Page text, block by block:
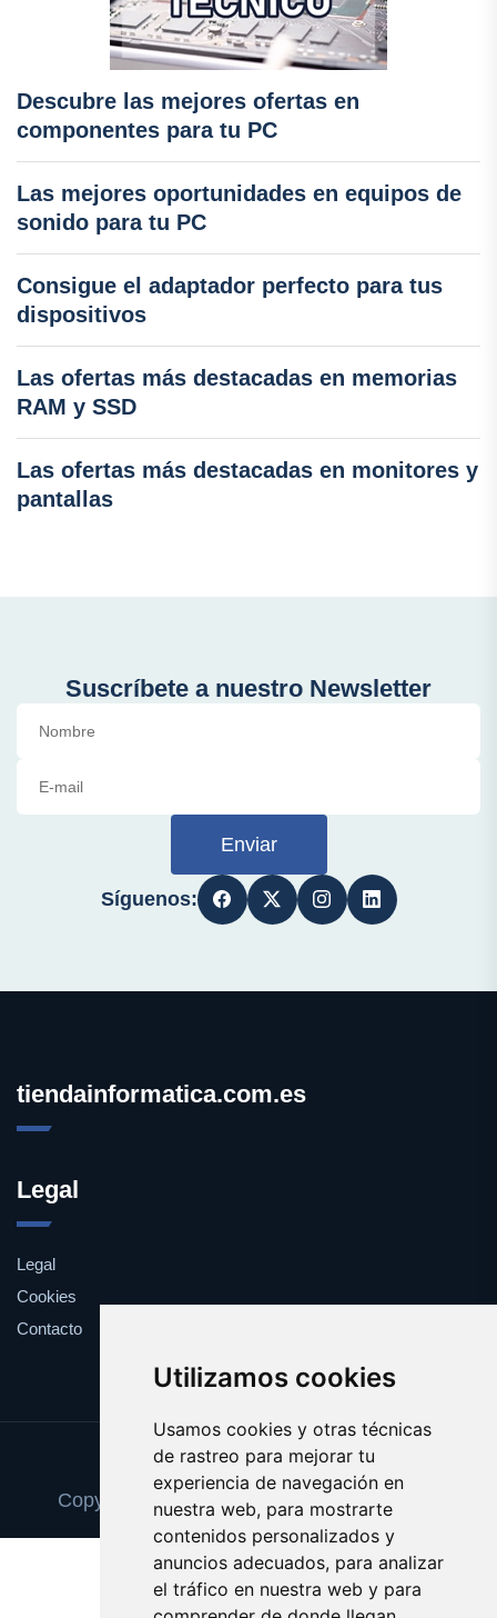
Utilizamos cookies
Usamos cookies y otras técnicas
de rastreo para mejorar tu
experiencia de navegación en
nuestra web, para mostrarte
contenidos personalizados y
anuncios adecuados, para analizar
el tráfico en nuestra web y para
Descubre las mejores ofertas en
componentes para tu PC
Las mejores oportunidades en equipos de
sonido para tu PC
Consigue el adaptador perfecto para tus
dispositivos
Las ofertas más destacadas en memorias
RAM y SSD
Las ofertas más destacadas en monitores y
pantallas
Suscríbete a nuestro Newsletter
Enviar
Síguenos:
tiendainformatica.com.es
Legal
Legal
Cookies
Contacto
Update cookies preferences
Copyright © 2025 tiendainformatica.com.es